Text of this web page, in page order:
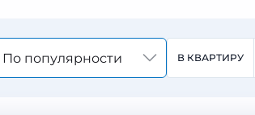
По популярности В КВАРТИРУ